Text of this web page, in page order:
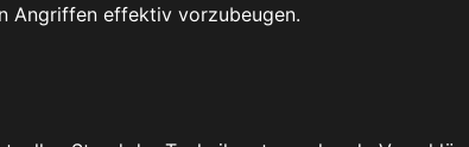
Angriffen effektiv vorzubeugen.